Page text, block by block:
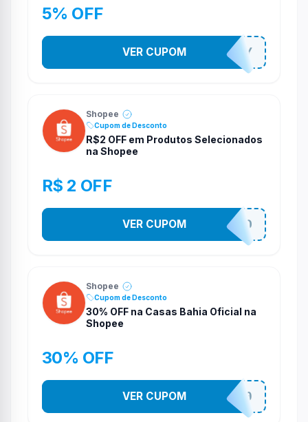
5% OFF
YESO274Y
VER CUPOM
Shopee
Cupom de Desconto
R$2 OFF em Produtos Selecionados
na Shopee
R$ 2 OFF
VNOXVHJFD
VER CUPOM
Shopee
Cupom de Desconto
30% OFF na Casas Bahia Oficial na
Shopee
30% OFF
CASATEL30
VER CUPOM